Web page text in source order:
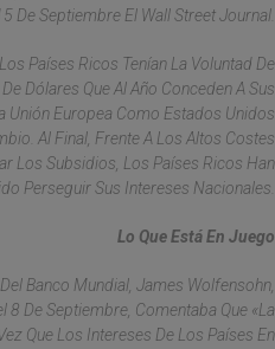
De Septiembre El Wall Street Journal.
Países Ricos Tenían La Voluntad De
Dólares Que Al Año Conceden A Sus
Unión Europea Como Estados Unidos
Al Final, Frente A Los Altos Costes
Los Subsidios, Los Países Ricos Han
Perseguir Sus Intereses Nacionales.
Lo Que Está En Juego
Banco Mundial, James Wolfensohn,
8 De Septiembre, Comentaba Que «la
Que Los Intereses De Los Países En